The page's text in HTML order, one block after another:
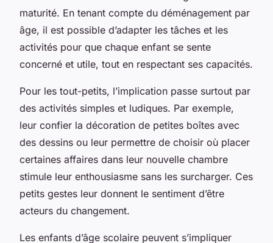
maturité. En tenant compte du déménagement par
âge, il est possible d’adapter les tâches et les
activités pour que chaque enfant se sente
concerné et utile, tout en respectant ses capacités.
Pour les tout-petits, l’implication passe surtout par
des activités simples et ludiques. Par exemple,
leur confier la décoration de petites boîtes avec
des dessins ou leur permettre de choisir où placer
certaines affaires dans leur nouvelle chambre
stimule leur enthousiasme sans les surcharger. Ces
petits gestes leur donnent le sentiment d’être
acteurs du changement.
Les enfants d’âge scolaire peuvent s’impliquer